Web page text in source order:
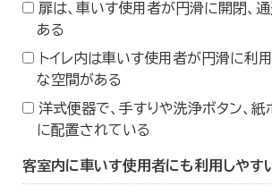
扉は、車いす使用者が円滑に開閉、
ある
トイレ内は車いす使用者が円滑に利
な空間がある
洋式便器で、手すりや洗浄ボタン、
に配置されている
客室内に車いす使用者にも利用しやす